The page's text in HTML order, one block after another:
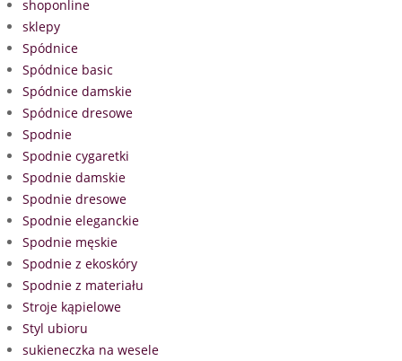
shoponline
sklepy
Spódnice
Spódnice basic
Spódnice damskie
Spódnice dresowe
Spodnie
Spodnie cygaretki
Spodnie damskie
Spodnie dresowe
Spodnie eleganckie
Spodnie męskie
Spodnie z ekoskóry
Spodnie z materiału
Stroje kąpielowe
Styl ubioru
sukieneczka na wesele